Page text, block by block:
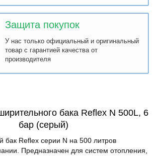
Защита покупок
У нас только официальный и оригинальный
товар с гарантией качества от
производителя
бака Reflex N 500L, 6
бар (серый)
Reflex серии N на 500 литров
Предназначен для систем отопления,